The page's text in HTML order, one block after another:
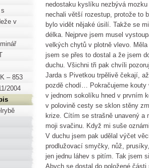
nedostaku kyslíku nezbývá
nechali větší rozestup, protože to
bylo vidět nějaké úsilí. Takže se
délka. Nejprve jsem musel
velkých chytů v plotně vlevo.
jsem se přes to dostal a že jsem
duchu. Všichni tři pak chvíli
Jarda s Pivetkou trpělivě čekají,
pozdě chodí… Pokračujeme kouty
v jednom sokolíku hned v prvním
v polovině cesty se sklon stěny
krize. Cítím se strašně unavený a
moji svačinu. Když mi suše
V duchu jsem pak udělal výčet
prodlužovací smyčky, nůž,
jen jednu láhev s pitím. Tak jsem
Abych se dostal do položené
v
– 853
2004